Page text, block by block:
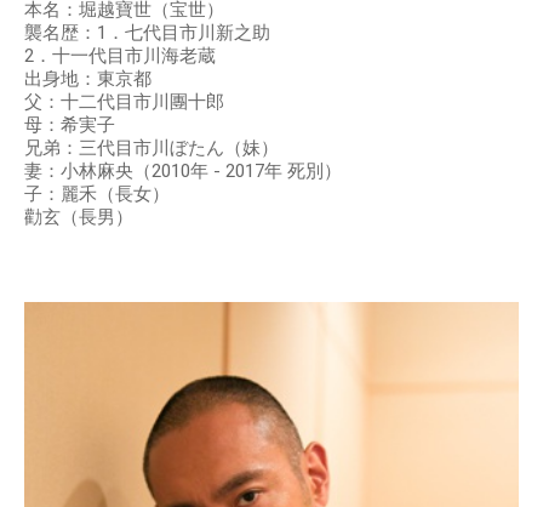
本名：堀越寶世（宝世）
襲名歴：1．七代目市川新之助
2．十一代目市川海老蔵
出身地：東京都
父：十二代目市川團十郎
母：希実子
兄弟：三代目市川ぼたん（妹）
妻：小林麻央（2010年 - 2017年 死別）
子：麗禾（長女）
勸玄（長男）